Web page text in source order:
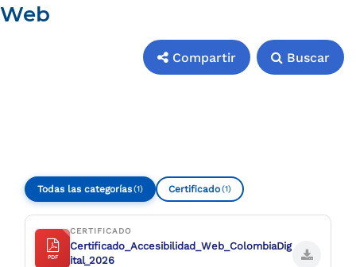
Web
Compartir Buscar
Todas las categorías(1) Certificado(1)
PDF
CERTIFICADO
Certificado_Accesibilidad_Web_ColombiaDig
ital_2026